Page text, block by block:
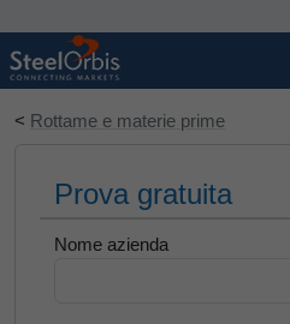
< Rottame e materie prime
Prova gratuita
Nome azienda